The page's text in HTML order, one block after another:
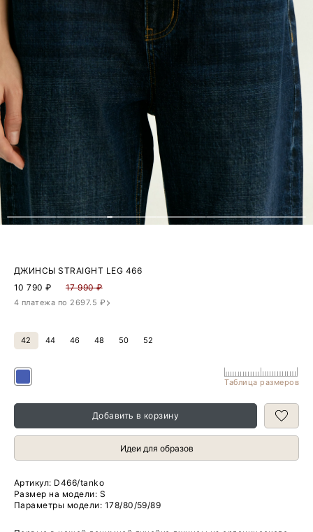
ДЖИНСЫ STRAIGHT LEG 466
10 790₽ 17 990 ₽
4 платежа по 2697.5 ₽
42 44 46 48 50 52
Таблица размеров
Добавить в корзину
Идеи для образов
Артикул: D466/tanko
Размер на модели: S
Параметры модели: 178/80/59/89